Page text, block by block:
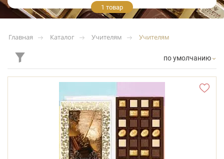
1 товар
Главная Каталог Учителям Учителям
по умолчанию